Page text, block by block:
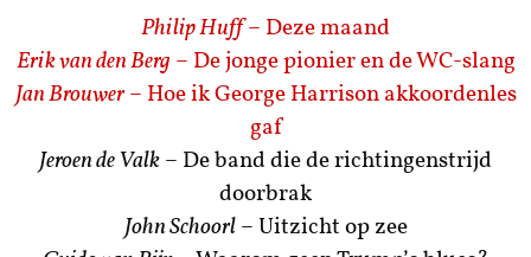
Philip Huff– Deze maand
Erik van den Berg – De jonge pionier en de WC-slang
Jan Brouwer– Hoe ik George Harrison akkoordenles
gaf
Jeroen de Valk – De band die de richtingenstrijd
doorbrak
John Schoorl– Uitzicht op zee